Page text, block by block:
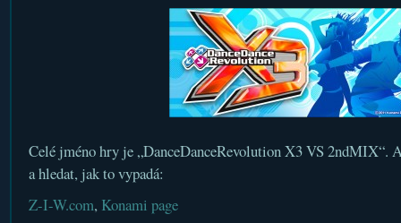
Celé jméno hry je „DanceDanceRevolution X3 VS 2ndMIX“.
a hledat, jak to vypadá:
Z-I-W.com, Konami page